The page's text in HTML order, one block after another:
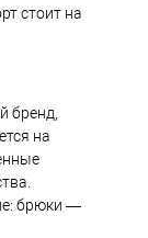
стоит на
бренд,
на
брюки —